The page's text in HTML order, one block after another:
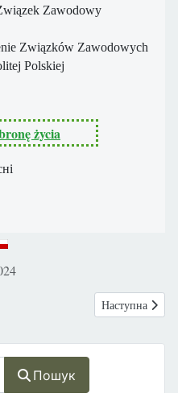
Пошук
Zawodowy
Związków Zawodowych
Polskiej
życia
завдання — з’єднати родини
Наступна
Наступна